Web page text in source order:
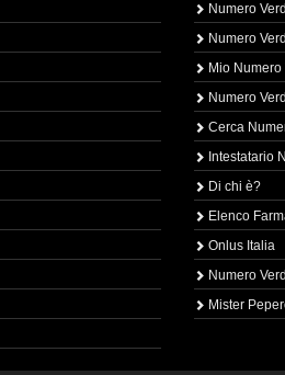
Numero
Numero
Mio Numero
Numero
Cerca
Intestatario
Di chi è?
Elenco
Onlus Italia
Numero
Mister